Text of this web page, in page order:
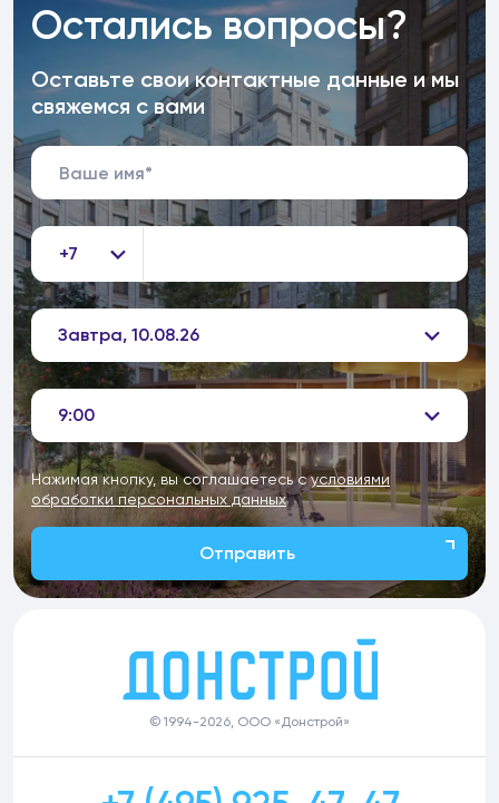
Остались вопросы?
Оставьте свои контактные данные и мы
свяжемся с вами
+7
Завтра, 10.08.26
9:00
Нажимая кнопку, вы соглашаетесь сусловиями
обработки персональных данных
Отправить
© 1994-2026, ООО «Донстрой»